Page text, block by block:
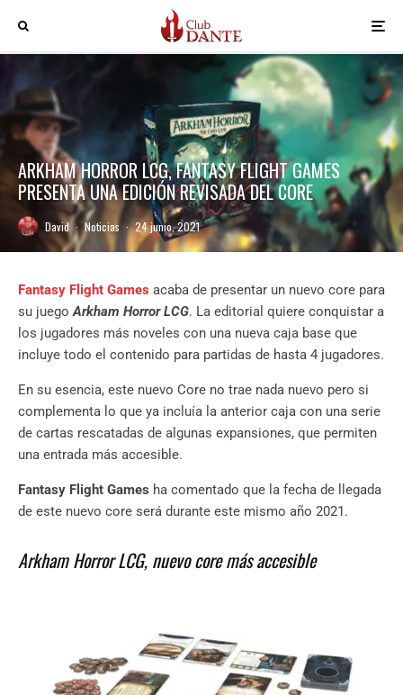
ARKHAM HORROR LCG, FANTASY FLIGHT GAMES
PRESENTA UNA EDICIÓN REVISADA DEL CORE
David · Noticias · 24 junio, 2021
Fantasy Flight Games acaba de presentar un nuevo core para
su juegoArkham Horror LCG. La editorial quiere conquistar a
los jugadores más noveles con una nueva caja base que
incluye todo el contenido para partidas de hasta 4 jugadores.
En su esencia, este nuevo Core no trae nada nuevo pero si
complementa lo que ya incluía la anterior caja con una serie
de cartas rescatadas de algunas expansiones, que permiten
una entrada más accesible.
Fantasy Flight Games ha comentado que la fecha de llegada
de este nuevo core será durante este mismo año 2021.
Arkham Horror LCG, nuevo core más accesible